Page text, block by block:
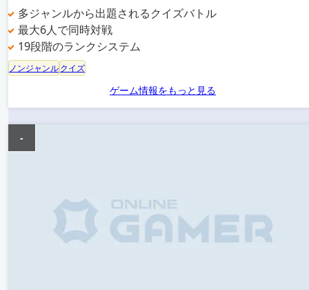
多ジャンルから出題されるクイズバトル
最大6人で同時対戦
19段階のランクシステム
ノンジャンルクイズ
ゲーム情報をもっと見る
-